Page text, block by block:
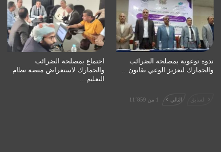
ندوة توعوية بمصلحة الضرائب
والجمارك لتعزيز الوعي بقانون…
اجتماع بمصلحة الضرائب
والجمارك لاستعراض منصة نظام
التعليم…
السابق التالي 1 من 11٬859